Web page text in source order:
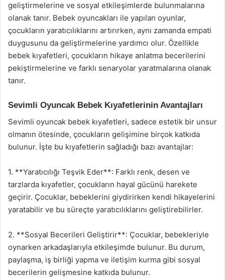
geliştirmelerine ve sosyal etkileşimlerde bulunmalarına
olanak tanır. Bebek oyuncakları ile yapılan oyunlar,
çocukların yaratıcılıklarını artırırken, aynı zamanda empati
duygusunu da geliştirmelerine yardımcı olur. Özellikle
bebek kıyafetleri, çocukların hikaye anlatma becerilerini
pekiştirmelerine ve farklı senaryolar yaratmalarına olanak
tanır.
Sevimli Oyuncak Bebek Kıyafetlerinin Avantajları
Sevimli oyuncak bebek kıyafetleri, sadece estetik bir unsur
olmanın ötesinde, çocukların gelişimine birçok katkıda
bulunur. İşte bu kıyafetlerin sağladığı bazı avantajlar:
1. **Yaratıcılığı Teşvik Eder**: Farklı renk, desen ve
tarzlarda kıyafetler, çocukların hayal gücünü harekete
geçirir. Çocuklar, bebeklerini giydirirken kendi hikayelerini
yaratabilir ve bu süreçte yaratıcılıklarını geliştirebilirler.
2. **Sosyal Becerileri Geliştirir**: Çocuklar, bebekleriyle
oynarken arkadaşlarıyla etkileşimde bulunur. Bu durum,
paylaşma, iş birliği yapma ve iletişim kurma gibi sosyal
becerilerin gelişmesine katkıda bulunur.